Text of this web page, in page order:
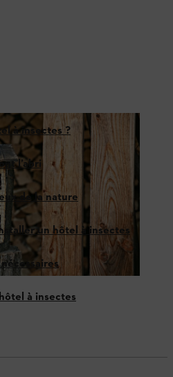
à insectes ?
l’abri
de la nature
un hôtel à insectes
à insectes